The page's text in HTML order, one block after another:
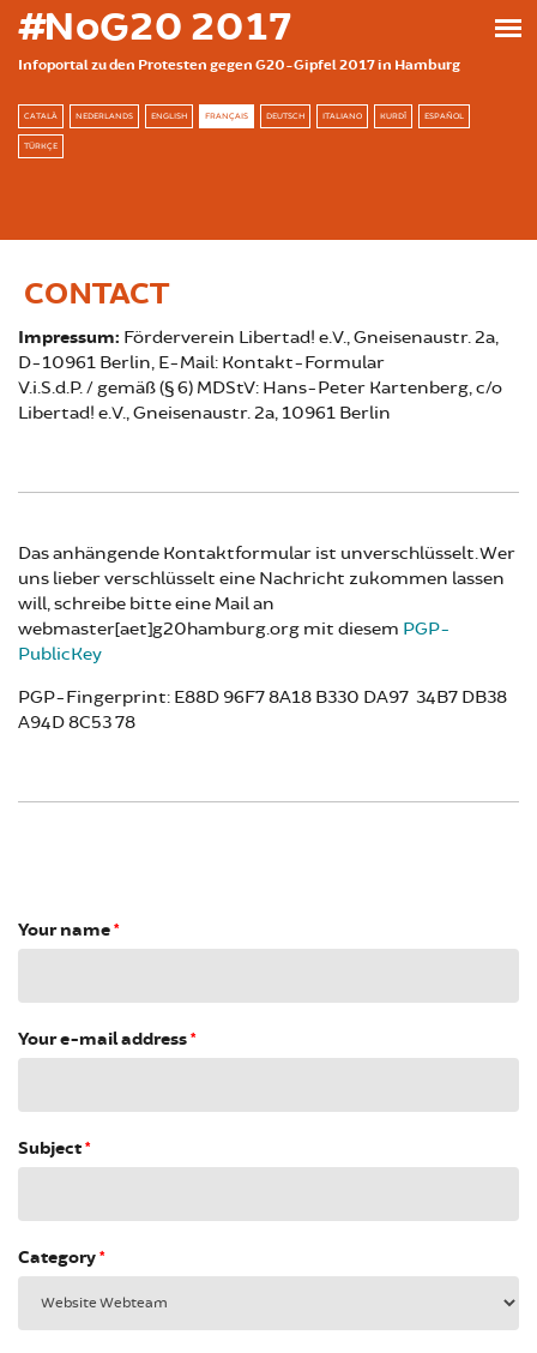
Skip to main content
#NoG20 2017
Infoportal zu den Protesten gegen G20-Gipfel 2017 in Hamburg
CATALÀ NEDERLANDS ENGLISH FRANÇAIS DEUTSCH ITALIANO KURDÎ ESPAÑOL
TÜRKÇE
CONTACT
Impressum: Förderverein Libertad! e.V., Gneisenaustr. 2a,
D-10961 Berlin, E-Mail: Kontakt-Formular
V.i.S.d.P. / gemäß (§ 6) MDStV: Hans-Peter Kartenberg, c/o
Libertad! e.V., Gneisenaustr. 2a, 10961 Berlin
Das anhängende Kontaktformular ist unverschlüsselt. Wer
uns lieber verschlüsselt eine Nachricht zukommen lassen
will, schreibe bitte eine Mail an
webmaster[aet]g20hamburg.org mit diesem PGP-
PublicKey
PGP-Fingerprint: E88D 96F7 8A18 B330 DA97 34B7 DB38
A94D 8C53 78
Your name*
Your e-mail address*
Subject*
Category*